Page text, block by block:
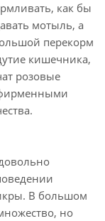
как бы
мотыль, а
перекорм
кишечника,
розовые
фирменными
В большом
но